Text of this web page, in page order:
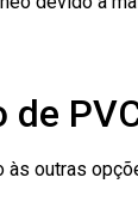
outras